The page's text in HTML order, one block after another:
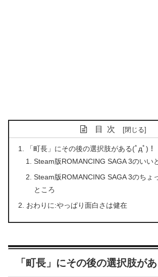
目次
「町長」にその後の選択肢がある(ﾟдﾟ)！
Steam版ROMANCING SAGA 3のいい
Steam版ROMANCING SAGA 3のちょ
ところ
おわりに:やっぱり面白さは健在
「町長」にその後の選択肢が